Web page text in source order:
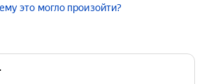
это могло произойти?